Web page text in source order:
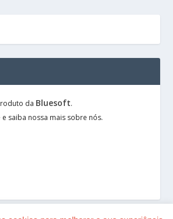
da Bluesoft.
e saiba nossa mais sobre nós.